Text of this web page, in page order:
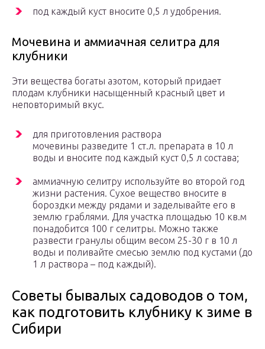
под каждый куст вносите 0,5 л удобрения.
Мочевина и аммиачная селитра для
клубники
Эти вещества богаты азотом, который придает
плодам клубники насыщенный красный цвет и
неповторимый вкус.
для приготовления раствора
мочевины разведите 1 ст.л. препарата в 10 л
воды и вносите под каждый куст 0,5 л состава;
аммиачную селитру используйте во второй год
жизни растения. Сухое вещество вносите в
бороздки между рядами и заделывайте его в
землю граблями. Для участка площадью 10 кв.м
понадобится 100 г селитры. Можно также
развести гранулы общим весом 25-30 г в 10 л
воды и поливайте смесью землю под кустами (до
1 л раствора – под каждый).
Советы бывалых садоводов о том,
как подготовить клубнику к зиме в
Сибири